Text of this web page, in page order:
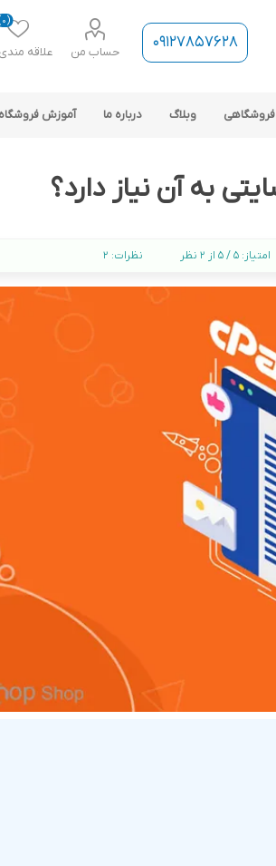
09127857628 حساب من علاقه
(0)
ارتباط فروشگاه با نرم افزار
پلاگین های ارسال پیامک
وبلاگ درباره ما آموزش فروشگاه
به آن نیاز دارد؟
امتیاز: 5 / 5 از 2 نظر نظرات: 2